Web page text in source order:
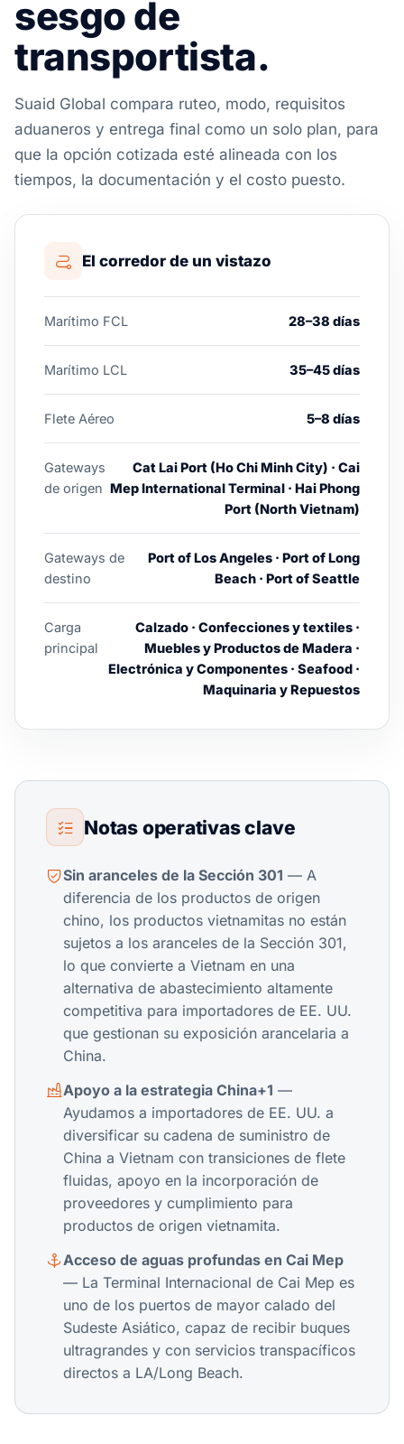
sesgo de
transportista.
Suaid Global compara ruteo, modo, requisitos
aduaneros y entrega final como un solo plan, para
que la opción cotizada esté alineada con los
tiempos, la documentación y el costo puesto.
El corredor de un vistazo
Marítimo FCL 28–38 días
Marítimo LCL 35–45 días
Flete Aéreo 5–8 días
Gateways
de origen
Cat Lai Port (Ho Chi Minh City) · Cai
Mep International Terminal · Hai Phong
Port (North Vietnam)
Gateways de
destino
Port of Los Angeles · Port of Long
Beach · Port of Seattle
Carga
principal
Calzado · Confecciones y textiles ·
Muebles y Productos de Madera ·
Electrónica y Componentes · Seafood ·
Maquinaria y Repuestos
Notas operativas clave
Sin aranceles de la Sección 301 — A
diferencia de los productos de origen
chino, los productos vietnamitas no están
sujetos a los aranceles de la Sección 301,
lo que convierte a Vietnam en una
alternativa de abastecimiento altamente
competitiva para importadores de EE. UU.
que gestionan su exposición arancelaria a
China.
Apoyo a la estrategia China+1 —
Ayudamos a importadores de EE. UU. a
diversificar su cadena de suministro de
China a Vietnam con transiciones de flete
fluidas, apoyo en la incorporación de
proveedores y cumplimiento para
productos de origen vietnamita.
Acceso de aguas profundas en Cai Mep
— La Terminal Internacional de Cai Mep es
uno de los puertos de mayor calado del
Sudeste Asiático, capaz de recibir buques
ultragrandes y con servicios transpacíficos
directos a LA/Long Beach.